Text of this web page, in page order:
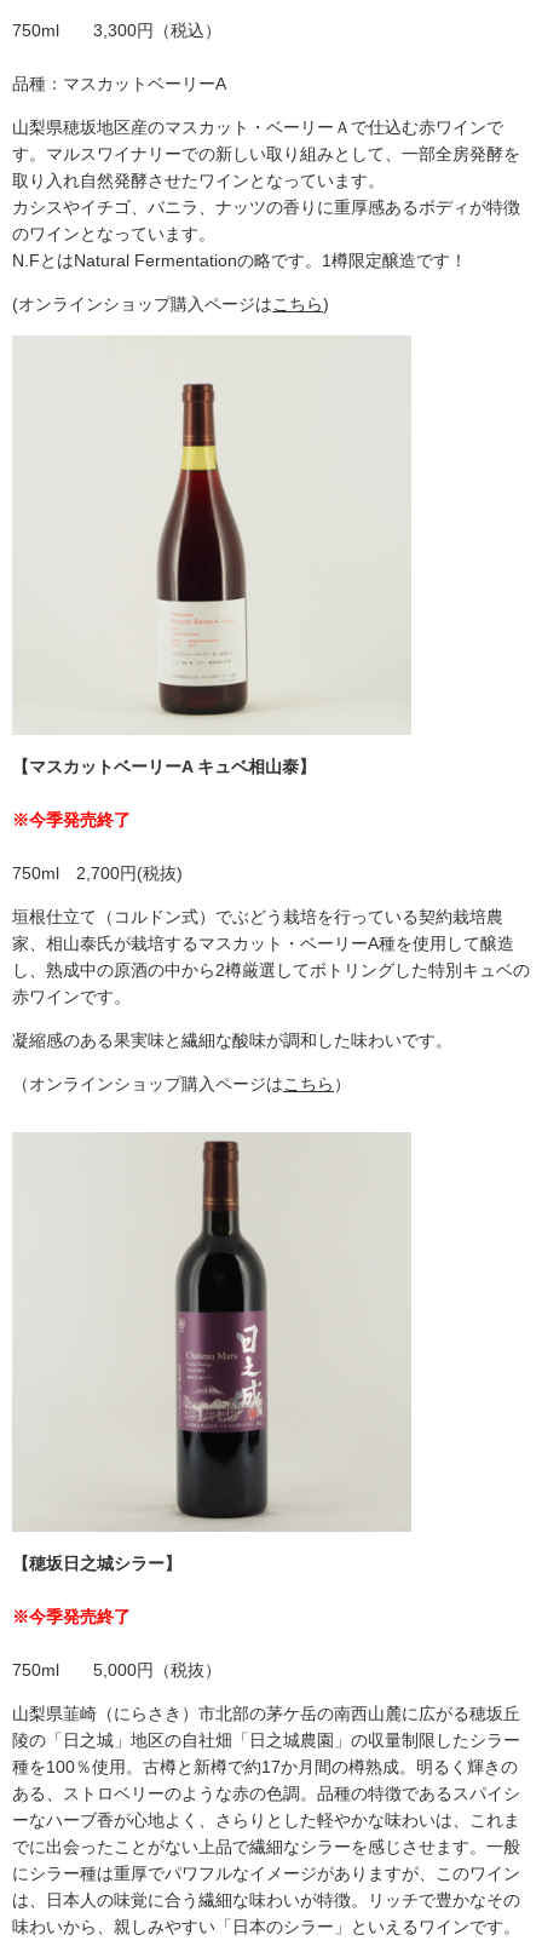
750ml 3,300円（税込）
品種：マスカットベーリーA
山梨県穂坂地区産のマスカット・ベーリーＡで仕込む赤ワインで
す。マルスワイナリーでの新しい取り組みとして、一部全房発酵を
取り入れ自然発酵させたワインとなっています。
カシスやイチゴ、バニラ、ナッツの香りに重厚感あるボディが特徴
のワインとなっています。
N.FとはNatural Fermentationの略です。1樽限定醸造です！
(オンラインショップ購入ページはこちら)
【マスカットベーリーA キュベ相山泰】
※今季発売終了
750ml 2,700円(税抜)
垣根仕立て（コルドン式）でぶどう栽培を行っている契約栽培農
家、相山泰氏が栽培するマスカット・ベーリーA種を使用して醸造
し、熟成中の原酒の中から2樽厳選してボトリングした特別キュベの
赤ワインです。
凝縮感のある果実味と繊細な酸味が調和した味わいです。
（オンラインショップ購入ページはこちら ）
【穂坂日之城シラー】
※今季発売終了
750ml 5,000円（税抜）
山梨県韮崎（にらさき）市北部の茅ケ岳の南西山麓に広がる穂坂丘
陵の「日之城」地区の自社畑「日之城農園」の収量制限したシラー
種を100％使用。古樽と新樽で約17か月間の樽熟成。明るく輝きの
ある、ストロベリーのような赤の色調。品種の特徴であるスパイシ
ーなハーブ香が心地よく、さらりとした軽やかな味わいは、これま
でに出会ったことがない上品で繊細なシラーを感じさせます。一般
にシラー種は重厚でパワフルなイメージがありますが、このワイン
は、日本人の味覚に合う繊細な味わいが特徴。リッチで豊かなその
味わいから、親しみやすい「日本のシラー」といえるワインです。